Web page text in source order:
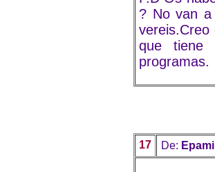
? No van a
que tiene
programas.
17 De: